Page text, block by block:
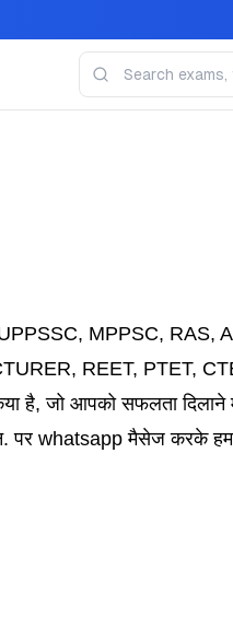
MPPSC, RAS,
REET, PTET,
है,जो आपको सफलता दिलाने
पर whatsapp मैसेज करके